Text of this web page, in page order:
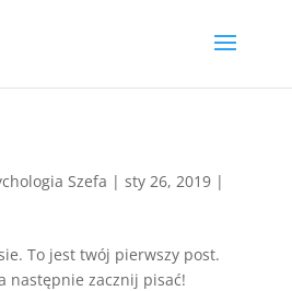
Szefa | sty 26, 2019|
To jest twój pierwszy post.
następnie zacznij pisać!